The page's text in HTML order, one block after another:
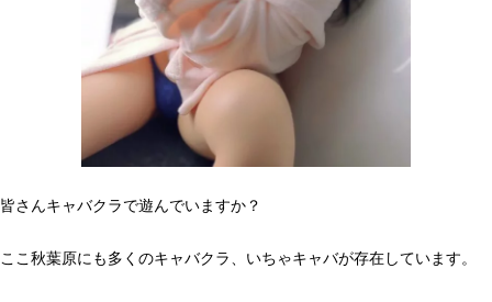
皆さんキャバクラで遊んでいますか？
ここ秋葉原にも多くのキャバクラ、いちゃキャバが存在しています。